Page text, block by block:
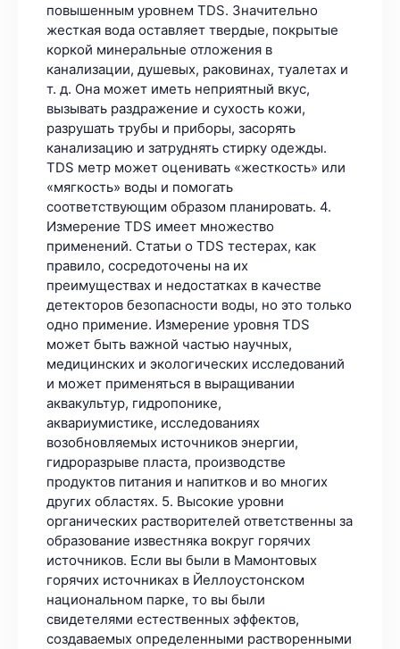
повышенным уровнем TDS. Значительно
жесткая вода оставляет твердые, покрытые
коркой минеральные отложения в
канализации, душевых, раковинах, туалетах и
т. д. Она может иметь неприятный вкус,
вызывать раздражение и сухость кожи,
разрушать трубы и приборы, засорять
канализацию и затруднять стирку одежды.
TDS метр может оценивать «жесткость» или
«мягкость» воды и помогать
соответствующим образом планировать. 4.
Измерение TDS имеет множество
применений. Статьи о TDS тестерах, как
правило, сосредоточены на их
преимуществах и недостатках в качестве
детекторов безопасности воды, но это только
одно примение. Измерение уровня TDS
может быть важной частью научных,
медицинских и экологических исследований
и может применяться в выращивании
аквакультур, гидропонике,
аквариумистике, исследованиях
возобновляемых источников энергии,
гидроразрыве пласта, производстве
продуктов питания и напитков и во многих
других областях. 5. Высокие уровни
органических растворителей ответственны за
образование известняка вокруг горячих
источников. Если вы были в Мамонтовых
горячих источниках в Йеллоустонском
национальном парке, то вы были
свидетелями естественных эффектов,
создаваемых определенными растворенными